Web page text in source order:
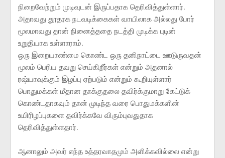
நிறைவேற்றும் முடிவுடன் இருப்பதாக தெரிவித்துள்ளார்.
அதாவது தூதரக நடவடிக்கைகள் வாயிலாக அல்லது போர்
மூலமாவது தான் நினைத்ததை நடத்தி முடிக்க புடின்
உறுதியாக உள்ளாராம்.
ஒரு இறையாண்மை கொண்ட ஒரு தனிநாட்டை ஊடுருவதன்
மூலம் பெரிய தவறு செய்கிறீர்கள் என்றும் அதனால்
ரஷ்யாவுக்கும் இழப்பு ஏற்படும் என்றும் கூறியுள்ளார்
பொதுமக்கள் மீதான தாக்குதலை தவிர்க்குமாறு கேட்டுக்
கொண்டதாகவும் தான் முடிந்த வரை பொதுமக்களின்
உயிரிழப்புகளை தவிர்க்கவே விரும்புவதுதாக
தெரிவித்துள்ளதார்.
ஆனாலும் அவர் எந்த உத்தரவாதமும் அளிக்கவில்லை என்று